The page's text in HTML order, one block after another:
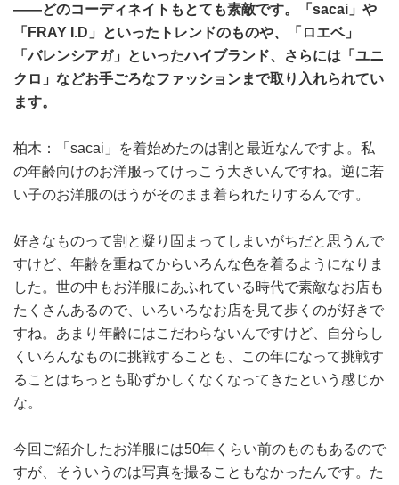
――どのコーディネイトもとても素敵です。「sacai」や
「FRAY I.D」といったトレンドのものや、「ロエベ」
「バレンシアガ」といったハイブランド、さらには「ユニ
クロ」などお手ごろなファッションまで取り入れられてい
ます。
柏木：「sacai」を着始めたのは割と最近なんですよ。私
の年齢向けのお洋服ってけっこう大きいんですね。逆に若
い子のお洋服のほうがそのまま着られたりするんです。
好きなものって割と凝り固まってしまいがちだと思うんで
すけど、年齢を重ねてからいろんな色を着るようになりま
した。世の中もお洋服にあふれている時代で素敵なお店も
たくさんあるので、いろいろなお店を見て歩くのが好きで
すね。あまり年齢にはこだわらないんですけど、自分らし
くいろんなものに挑戦することも、この年になって挑戦す
ることはちっとも恥ずかしくなくなってきたという感じか
な。
今回ご紹介したお洋服には50年くらい前のものもあるので
すが、そういうのは写真を撮ることもなかったんです。た